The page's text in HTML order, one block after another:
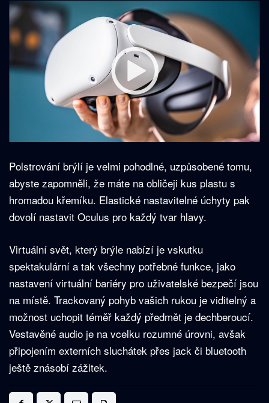
Polstrování brýlí je velmi pohodlné, uzpůsobené tomu,
abyste zapomněli, že máte na obličeji kus plastu s
hromadou křemíku. Elastické nastavitelné úchyty pak
dovolí nastavit Oculus pro každý tvar hlavy.
Virtuální svět, který brýle nabízí je vskutku
spektakulární a tak všechny potřebné funkce, jako
nastavení virtuální bariéry pro uživatelské bezpečí jsou
na místě. Trackovaný pohyb vašich rukou je viditelný a
možnost uchopit téměř každý předmět je dechberoucí.
Vestavěné audio je na vcelku rozumné úrovni, avšak
připojením externích sluchátek přes jack či bluetooth
ještě znásobí zážitek.